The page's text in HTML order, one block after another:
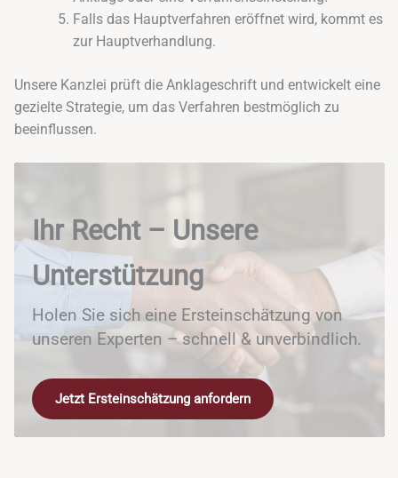
Falls das Hauptverfahren eröffnet wird, kommt es
zur Hauptverhandlung.
Unsere Kanzlei prüft die Anklageschrift und entwickelt eine
gezielte Strategie, um das Verfahren bestmöglich zu
beeinflussen.
Ihr Recht – Unsere
Unterstützung
Holen Sie sich eine Ersteinschätzung von
unseren Experten – schnell & unverbindlich.
Jetzt Ersteinschätzung anfordern